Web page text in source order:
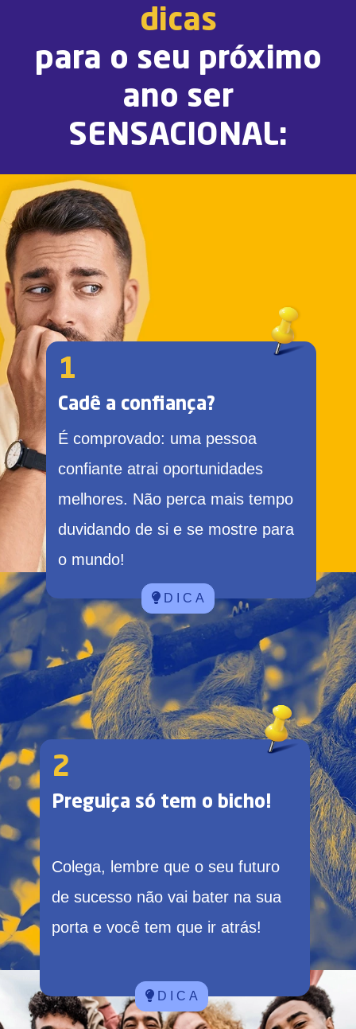
dicas
para o seu próximo
ano ser
SENSACIONAL:
1
Cadê a confiança?
É comprovado: uma pessoa
confiante atrai oportunidades
melhores. Não perca mais tempo
duvidando de si e se mostre para
o mundo!
D I C A
2
Preguiça só tem o bicho!
Colega, lembre que o seu futuro
de sucesso não vai bater na sua
porta e você tem que ir atrás!
D I C A